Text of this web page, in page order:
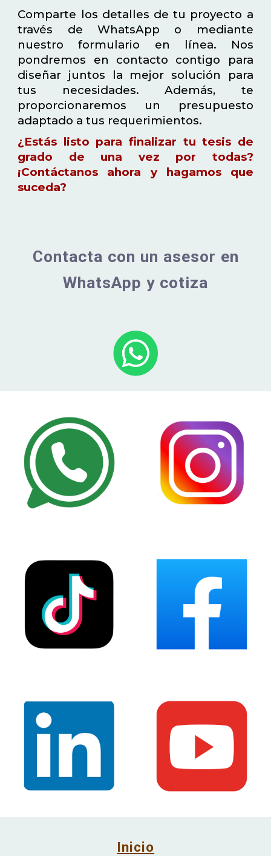
Comparte los detalles de tu proyecto a
través de WhatsApp o mediante
nuestro formulario en línea. Nos
pondremos en contacto contigo para
diseñar juntos la mejor solución para
tus necesidades. Además, te
proporcionaremos un presupuesto
adaptado a tus requerimientos.
¿Estás listo para finalizar tu tesis de
grado de una vez por todas?
¡Contáctanos ahora y hagamos que
suceda?
Contacta con un asesor en
WhatsApp y cotiza
Inicio